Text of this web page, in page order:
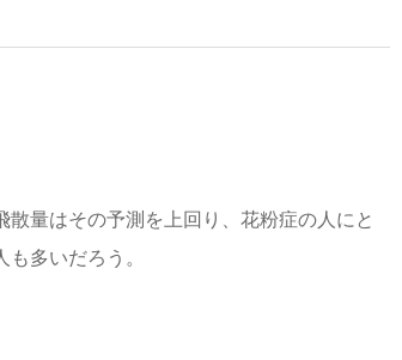
量はその予測を上回り、花粉症の人にと
多いだろう。